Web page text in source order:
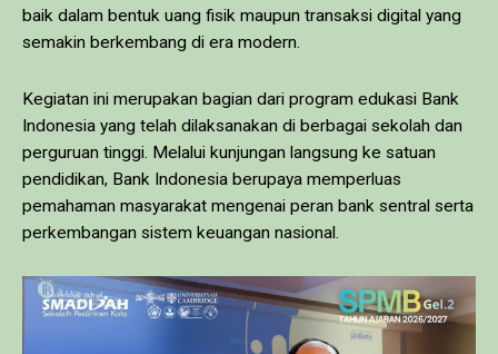
baik dalam bentuk uang fisik maupun transaksi digital yang
semakin berkembang di era modern.
Kegiatan ini merupakan bagian dari program edukasi Bank
Indonesia yang telah dilaksanakan di berbagai sekolah dan
perguruan tinggi. Melalui kunjungan langsung ke satuan
pendidikan, Bank Indonesia berupaya memperluas
pemahaman masyarakat mengenai peran bank sentral serta
perkembangan sistem keuangan nasional.